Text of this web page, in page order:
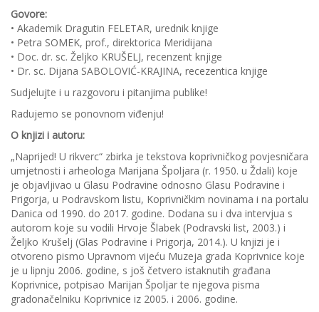
Govore:
• Akademik Dragutin FELETAR, urednik knjige
• Petra SOMEK, prof., direktorica Meridijana
• Doc. dr. sc. Željko KRUŠELJ, recenzent knjige
• Dr. sc. Dijana SABOLOVIĆ-KRAJINA, recezentica knjige
Sudjelujte i u razgovoru i pitanjima publike!
Radujemo se ponovnom viđenju!
O knjizi i autoru:
„Naprijed! U rikverc“ zbirka je tekstova koprivničkog povjesničara
umjetnosti i arheologa Marijana Špoljara (r. 1950. u Ždali) koje
je objavljivao u Glasu Podravine odnosno Glasu Podravine i
Prigorja, u Podravskom listu, Koprivničkim novinama i na portalu
Danica od 1990. do 2017. godine. Dodana su i dva intervjua s
autorom koje su vodili Hrvoje Šlabek (Podravski list, 2003.) i
Željko Krušelj (Glas Podravine i Prigorja, 2014.). U knjizi je i
otvoreno pismo Upravnom vijeću Muzeja grada Koprivnice koje
je u lipnju 2006. godine, s još četvero istaknutih građana
Koprivnice, potpisao Marijan Špoljar te njegova pisma
gradonačelniku Koprivnice iz 2005. i 2006. godine.